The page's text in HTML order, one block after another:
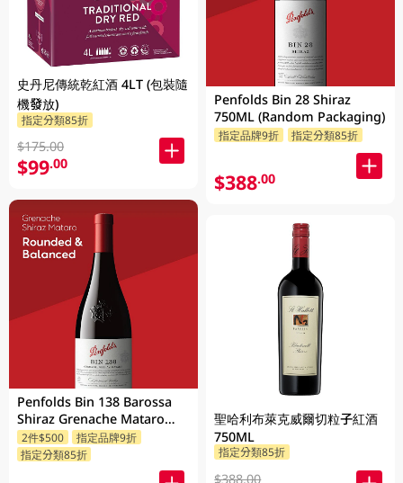
史丹尼傳統乾紅酒 4LT (包裝隨
機發放)
指定分類85折
$175.00
$99.00
Penfolds Bin 138 Barossa
Shiraz Grenache Mataro
750ML
2件$500
指定品牌9折
指定分類85折
Penfolds Bin 28 Shiraz
750ML (Random Packaging)
指定品牌9折 指定分類85折
$388.00
聖哈利布萊克威爾切粒子紅酒
750ML
指定分類85折
$388.00